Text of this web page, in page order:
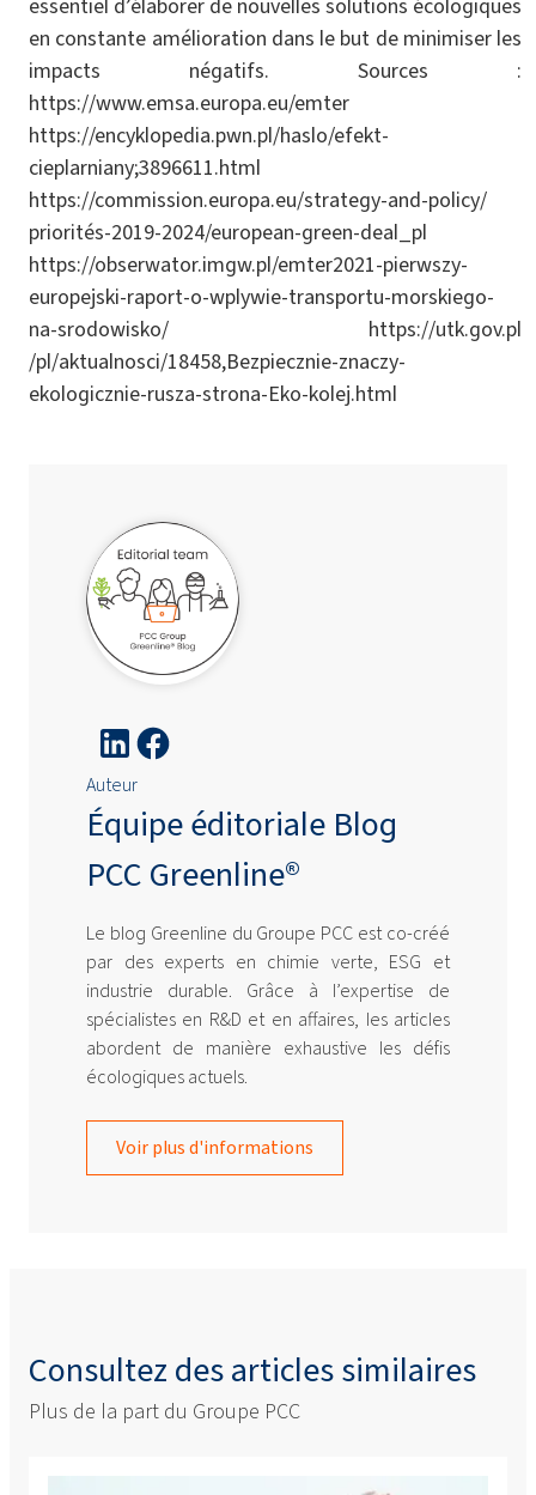
essentiel d’élaborer de nouvelles solutions écologiques
en constante amélioration dans le but de minimiser les
impacts négatifs. Sources :
https://www.emsa.europa.eu/emter
https://encyklopedia.pwn.pl/haslo/efekt-
cieplarniany;3896611.html
https://commission.europa.eu/strategy-and-policy/
priorités-2019-2024/european-green-deal_pl
https://obserwator.imgw.pl/emter2021-pierwszy-
europejski-raport-o-wplywie-transportu-morskiego-
na-srodowisko/ https://utk.gov.pl
/pl/aktualnosci/18458,Bezpiecznie-znaczy-
ekologicznie-rusza-strona-Eko-kolej.html
Auteur
Équipe éditoriale Blog
PCC Greenline®
Le blog Greenline du Groupe PCC est co-créé
par des experts en chimie verte, ESG et
industrie durable. Grâce à l’expertise de
spécialistes en R&D et en affaires, les articles
abordent de manière exhaustive les défis
écologiques actuels.
Voir plus d'informations
Consultez des articles similaires
Plus de la part du Groupe PCC